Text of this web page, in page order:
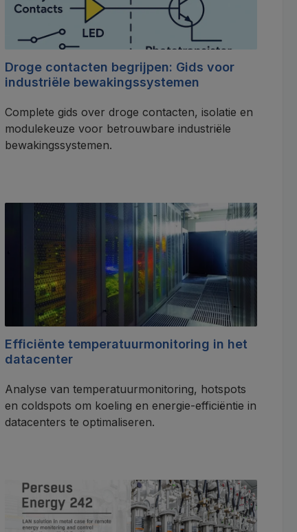
Droge contacten begrijpen: Gids voor
industriële bewakingssystemen
Complete gids over droge contacten, isolatie en
modulekeuze voor betrouwbare industriële
bewakingssystemen.
Efficiënte temperatuurmonitoring in het
datacenter
Analyse van temperatuurmonitoring, hotspots
en coldspots om koeling en energie-efficiëntie in
datacenters te optimaliseren.